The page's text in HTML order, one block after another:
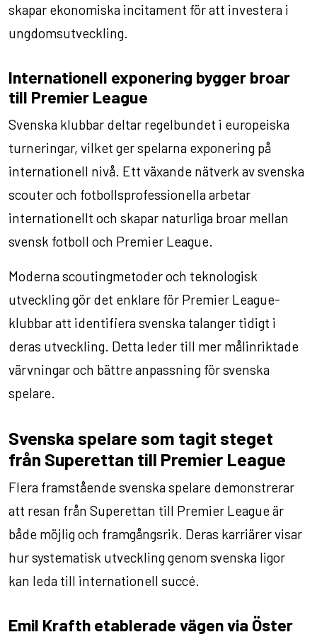
skapar ekonomiska incitament för att investera i
ungdomsutveckling.
Internationell exponering bygger broar
till Premier League
Svenska klubbar deltar regelbundet i europeiska
turneringar, vilket ger spelarna exponering på
internationell nivå. Ett växande nätverk av svenska
scouter och fotbollsprofessionella arbetar
internationellt och skapar naturliga broar mellan
svensk fotboll och Premier League.
Moderna scoutingmetoder och teknologisk
utveckling gör det enklare för Premier League-
klubbar att identifiera svenska talanger tidigt i
deras utveckling. Detta leder till mer målinriktade
värvningar och bättre anpassning för svenska
spelare.
Svenska spelare som tagit steget
från Superettan till Premier League
Flera framstående svenska spelare demonstrerar
att resan från Superettan till Premier League är
både möjlig och framgångsrik. Deras karriärer visar
hur systematisk utveckling genom svenska ligor
kan leda till internationell succé.
Emil Krafth etablerade vägen via Öster